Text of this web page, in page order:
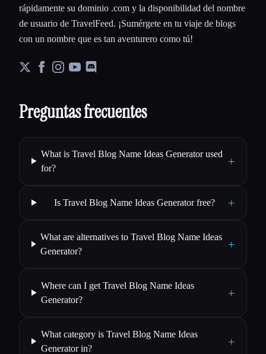
rápidamente su dominio .com y la disponibilidad del nombre
de usuario de TravelFeed. ¡Sumérgete en tu viaje de blogs
con un nombre que es tan aventurero como tú!
Preguntas frecuentes
What is Travel Blog Name Ideas Generator used
for?
+
Is Travel Blog Name Ideas Generator free? +
What are alternatives to Travel Blog Name Ideas
Generator?
+
Where can I get Travel Blog Name Ideas
Generator?
+
What category is Travel Blog Name Ideas
Generator in?
+